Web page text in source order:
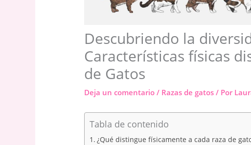
Descubriendo la
Características físicas
de Gatos
Deja un comentario / Razas de gatos / Por
Tabla de contenido
¿Qué distingue físicamente a cada raza de